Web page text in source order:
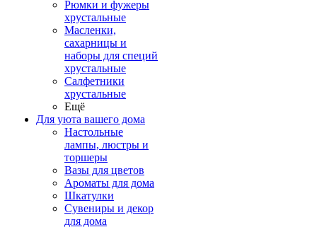
Рюмки и фужеры
хрустальные
Масленки,
сахарницы и
наборы для специй
хрустальные
Салфетники
хрустальные
Ещё
Для уюта вашего дома
Настольные
лампы, люстры и
торшеры
Вазы для цветов
Ароматы для дома
Шкатулки
Сувениры и декор
для дома